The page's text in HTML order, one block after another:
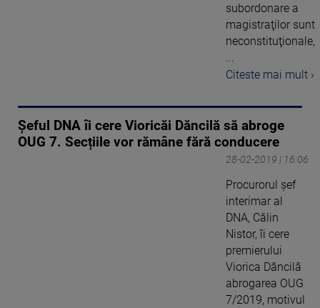
subordonare a
magistraţilor sunt
neconstituţionale,
...
Citeste mai mult ›
Șeful DNA îi cere Vioricăi Dăncilă să abroge
OUG 7. Secțiile vor rămâne fără conducere
28-02-2019 | 16:06
Procurorul şef
interimar al
DNA, Călin
Nistor, îi cere
premierului
Viorica Dăncilă
abrogarea OUG
7/2019, motivul